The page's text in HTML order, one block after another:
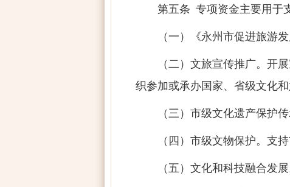
第五条 专项资金主要用于
（一）《永州市促进旅游
（二）文旅宣传推广。开
织参加或承办国家、省级文化和
（三）市级文化遗产保护
（四）市级文物保护。支
（五）文化和科技融合发